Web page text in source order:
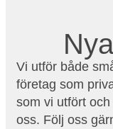
Vi utför både
företag som
som vi utfört
oss. Följ oss